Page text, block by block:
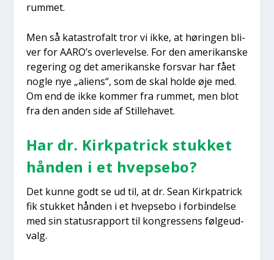
rum­met.
Men så kata­stro­falt tror vi ikke, at hørin­gen bli­
ver for AARO’s over­le­vel­se. For den ame­ri­kan­ske
rege­ring og det ame­ri­kan­ske for­svar har fået
nog­le nye „ali­ens“, som de skal hol­de øje med.
Om end de ikke kom­mer fra rum­met, men blot
fra den anden side af Stil­le­ha­vet.
Har dr. Kirk­pa­tri­ck stuk­ket
hån­den i et hvep­se­bo?
Det kun­ne godt se ud til, at dr. Sean Kirk­pa­tri­ck
fik stuk­ket hån­den i et hvep­se­bo i for­bin­del­se
med sin sta­tus­rap­port til kon­gres­sens føl­ge­ud­
valg.